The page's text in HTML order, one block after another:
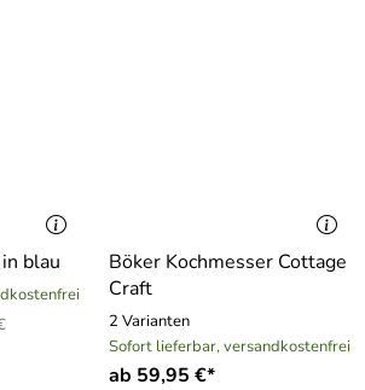
blau
Böker Kochmesser Cottage
Craft
2 Varianten
Sofort lieferbar, versandkostenfrei
ab 59,95 €*